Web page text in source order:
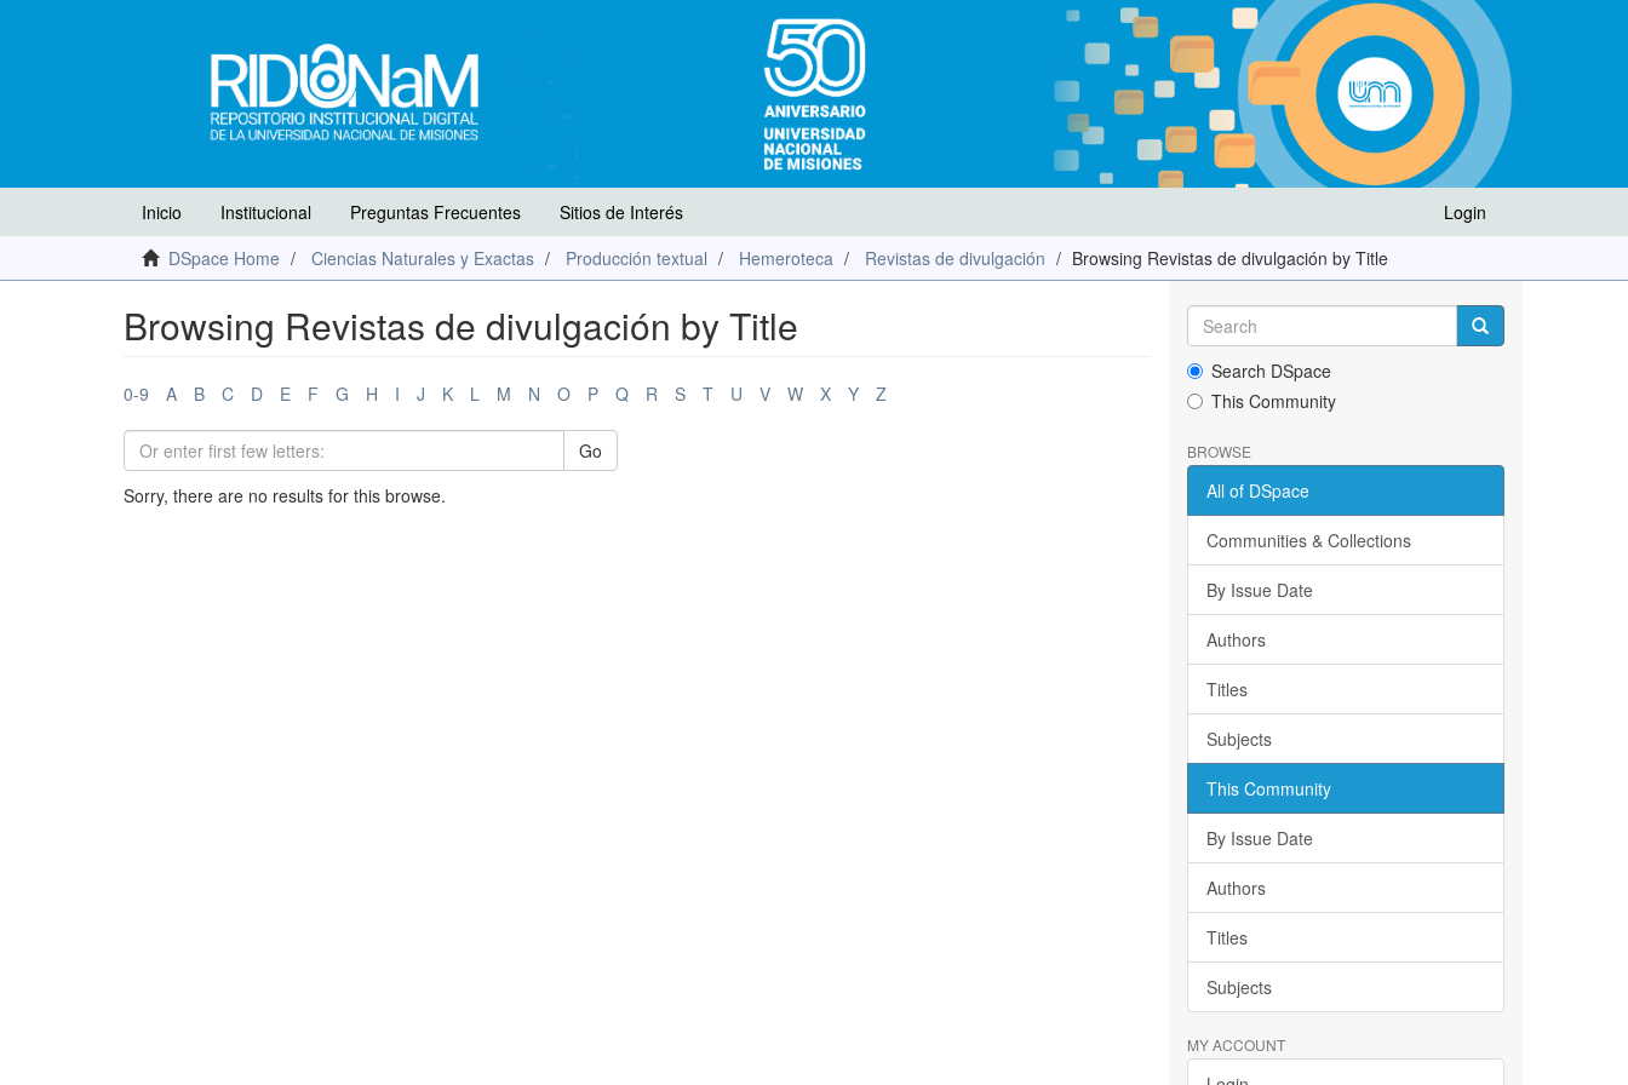
Login
Inicio Institucional Preguntas Frecuentes
Sitios de Interés
DSpace Home
Ciencias Naturales y Exactas Producción textual Hemeroteca Revistas de divulgación Browsing Revistas de divulgación by Title
Browsing Revistas de divulgación by Title
0-9 A B C D E F G H I J K L M N O P Q R S T U V W X Y Z
Go
Sorry, there are no results for this browse.
Search DSpace
This Community
BROWSE
All of DSpace
Communities & Collections
By Issue Date
Authors
Titles
Subjects
This Community
By Issue Date
Authors
Titles
Subjects
MY ACCOUNT